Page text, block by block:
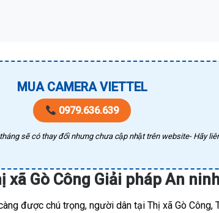
MUA CAMERA VIETTEL
0979.636.639
sẽ có thay đổi nhưng chưa cập nhật trên website- Hãy
xã Gò Công Giải pháp An
được chú trọng, người dân tại Thị xã Gò